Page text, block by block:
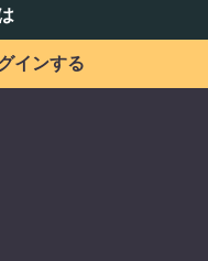
インする